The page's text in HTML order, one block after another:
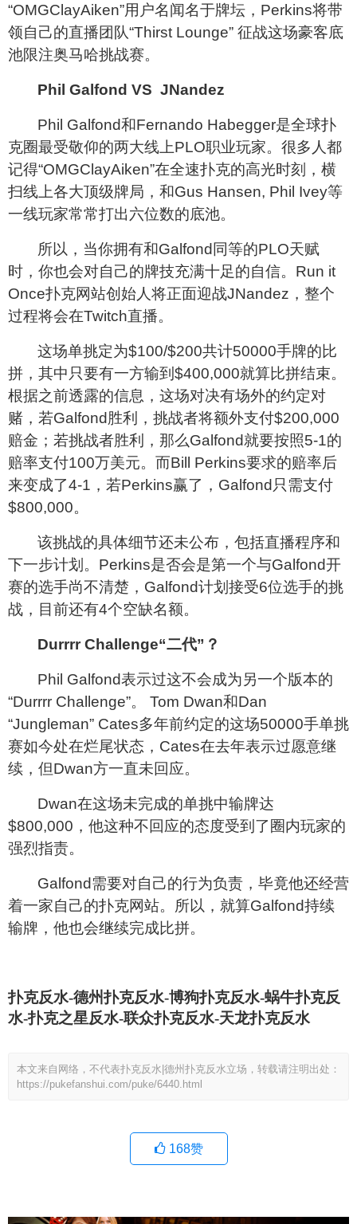
“OMGClayAiken”用户名闻名于牌坛，Perkins将带
领自己的直播团队“Thirst Lounge” 征战这场豪客底
池限注奥马哈挑战赛。
Phil Galfond VS JNandez
Phil Galfond和Fernando Habegger是全球扑
克圈最受敬仰的两大线上PLO职业玩家。很多人都
记得“OMGClayAiken”在全速扑克的高光时刻，横
扫线上各大顶级牌局，和Gus Hansen, Phil Ivey等
一线玩家常常打出六位数的底池。
所以，当你拥有和Galfond同等的PLO天赋
时，你也会对自己的牌技充满十足的自信。Run it
Once扑克网站创始人将正面迎战JNandez，整个
过程将会在Twitch直播。
这场单挑定为$100/$200共计50000手牌的比
拼，其中只要有一方输到$400,000就算比拼结束。
根据之前透露的信息，这场对决有场外的约定对
赌，若Galfond胜利，挑战者将额外支付$200,000
赔金；若挑战者胜利，那么Galfond就要按照5-1的
赔率支付100万美元。而Bill Perkins要求的赔率后
来变成了4-1，若Perkins赢了，Galfond只需支付
$800,000。
该挑战的具体细节还未公布，包括直播程序和
下一步计划。Perkins是否会是第一个与Galfond开
赛的选手尚不清楚，Galfond计划接受6位选手的挑
战，目前还有4个空缺名额。
Durrrr Challenge“二代”？
Phil Galfond表示过这不会成为另一个版本的
“Durrrr Challenge”。 Tom Dwan和Dan
“Jungleman” Cates多年前约定的这场50000手单挑
赛如今处在烂尾状态，Cates在去年表示过愿意继
续，但Dwan方一直未回应。
Dwan在这场未完成的单挑中输牌达
$800,000，他这种不回应的态度受到了圈内玩家的
强烈指责。
Galfond需要对自己的行为负责，毕竟他还经营
着一家自己的扑克网站。所以，就算Galfond持续
输牌，他也会继续完成比拼。
扑克反水-德州扑克反水-博狗扑克反水-蜗牛扑克反
水-扑克之星反水-联众扑克反水-天龙扑克反水
本文来自网络，不代表扑克反水|德州扑克反水立场，转载请注明出处：
https://pukefanshui.com/puke/6440.html
168赞